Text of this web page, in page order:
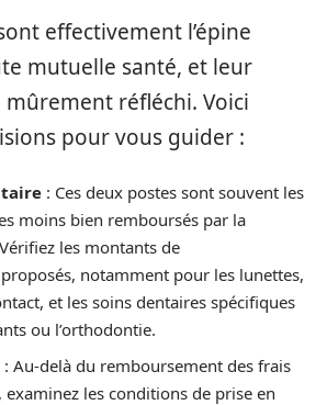
effectivement l’épine
mutuelle santé, et leur
réfléchi. Voici
pour vous guider :
: Ces deux postes sont souvent les
moins bien remboursés par la
les montants de
notamment pour les lunettes,
et les soins dentaires spécifiques
ou l’orthodontie.
: Au-delà du remboursement des frais
examinez les conditions de prise en